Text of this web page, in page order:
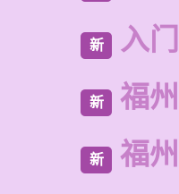
新 入
新 福
新 福